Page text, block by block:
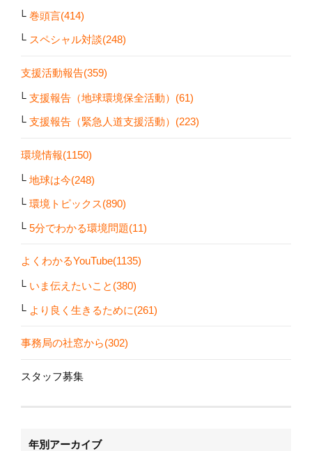
巻頭言(414)
スペシャル対談(248)
支援活動報告(359)
支援報告（地球環境保全活動）(61)
支援報告（緊急人道支援活動）(223)
環境情報(1150)
地球は今(248)
環境トピックス(890)
5分でわかる環境問題(11)
よくわかるYouTube(1135)
いま伝えたいこと(380)
より良く生きるために(261)
事務局の社窓から(302)
スタッフ募集
年別アーカイブ